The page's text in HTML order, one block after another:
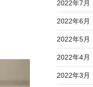
2022年7月
2022年6月
2022年5月
2022年4月
2022年3月